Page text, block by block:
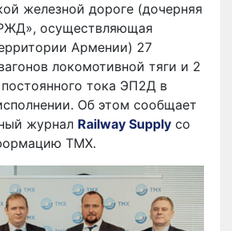
железной дороге (дочерняя
осуществляющая
Армении) 27
локомотивной тяги и 2
тока ЭП2Д в
Об этом сообщает
журнал Railway Supply cо
ТМХ.